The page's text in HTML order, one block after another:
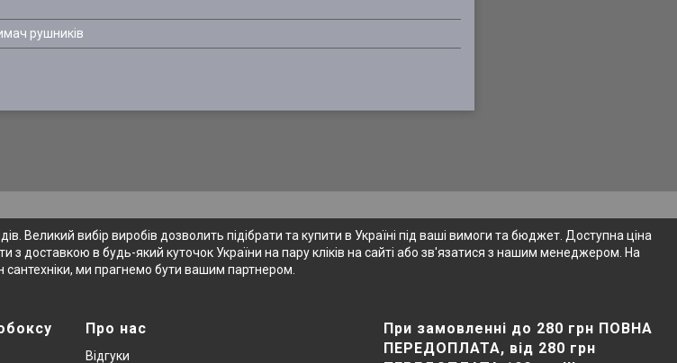
рушників
Великий вибір виробів дозволить підібрати та купити в Україні під ваші вимоги та бюджет. Доступна ціна
доставкою в будь-який куточок України на пару кліків на сайті або зв'язатися з нашим менеджером. На
ми прагнемо бути вашим партнером.
Про нас
Відгуки
При замовленні до 280 грн ПОВНА
ПЕРЕДОПЛАТА, від 280 грн